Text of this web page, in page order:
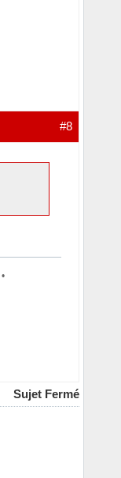
#8
•
Sujet Fermé